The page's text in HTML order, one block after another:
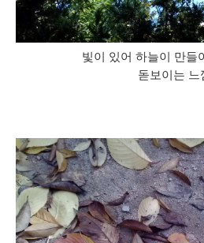
빛이 있어 하늘이 만들
돋보이는 느